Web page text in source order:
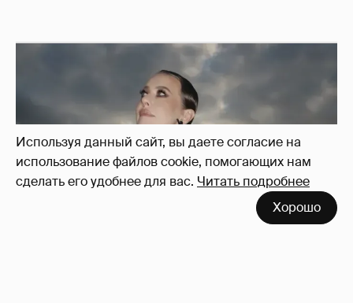
Используя данный сайт, вы даете согласие на
использование файлов cookie, помогающих нам
сделать его удобнее для вас. Читать подробнее
Хорошо